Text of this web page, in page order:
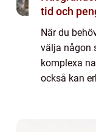
tid och
När du
välja någon
komplexa
också kan